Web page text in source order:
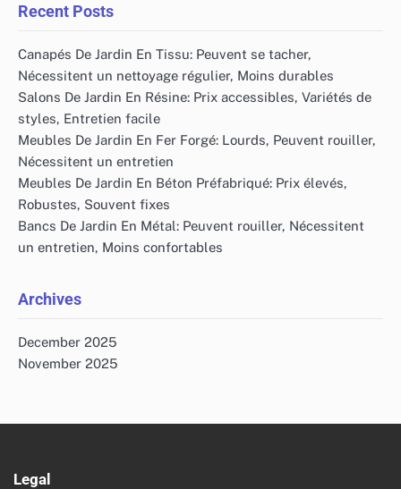
Recent Posts
Canapés De Jardin En Tissu: Peuvent se tacher,
Nécessitent un nettoyage régulier, Moins durables
Salons De Jardin En Résine: Prix accessibles, Variétés de
styles, Entretien facile
Meubles De Jardin En Fer Forgé: Lourds, Peuvent rouiller,
Nécessitent un entretien
Meubles De Jardin En Béton Préfabriqué: Prix élevés,
Robustes, Souvent fixes
Bancs De Jardin En Métal: Peuvent rouiller, Nécessitent
un entretien, Moins confortables
Archives
December 2025
November 2025
Legal